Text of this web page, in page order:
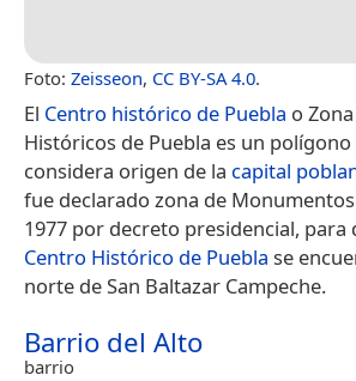
Foto: Zeisseon, CC BY-SA 4.0.
El Centro histórico de Puebla o
Históricos de Puebla es un polígono
considera origen de la capital
fue declarado zona de
1977​ por decreto presidencial, para
Centro Histórico de Puebla se
norte de San Baltazar Campeche.
Barrio del Alto
barrio